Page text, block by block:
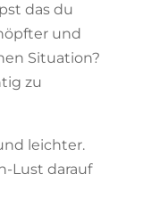
das du
und
Situation?
zu
leichter.
Lust darauf